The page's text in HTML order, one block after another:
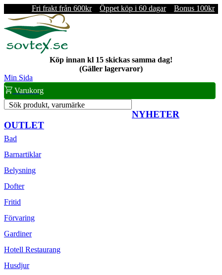
Fri frakt från 600kr Öppet köp i 60 dagar Bonus 100kr
Köp innan kl 15 skickas samma dag!
(Gäller lagervaror)
Min Sida
Varukorg
Sök produkt, varumärke
NYHETER
OUTLET
Bad
Barnartiklar
Belysning
Dofter
Fritid
Förvaring
Gardiner
Hotell Restaurang
Husdjur